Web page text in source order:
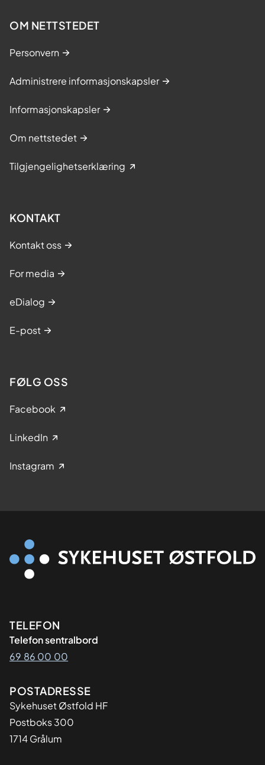
OM NETTSTEDET
Personvern
Administrere informasjonskapsler
Informasjonskapsler
Om nettstedet
Tilgjengelighetserklæring
KONTAKT
Kontakt oss
For media
eDialog
E-post
FØLG OSS
Facebook
LinkedIn
Instagram
Kontaktinformasjon
TELEFON
Telefon sentralbord
69 86 00 00
Adresse
POSTADRESSE
Sykehuset Østfold HF
Postboks 300
1714 Grålum